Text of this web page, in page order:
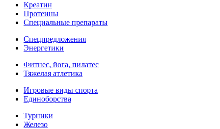
Креатин
Протеины
Специальные препараты
Спецпредложения
Энергетики
Фитнес, йога, пилатес
Тяжелая атлетика
Игровые виды спорта
Единоборства
Турники
Железо